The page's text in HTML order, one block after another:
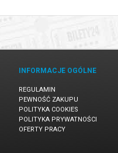
INFORMACJE OGÓLNE
REGULAMIN
PEWNOŚĆ ZAKUPU
POLITYKA COOKIES
POLITYKA PRYWATNOŚCI
OFERTY PRACY